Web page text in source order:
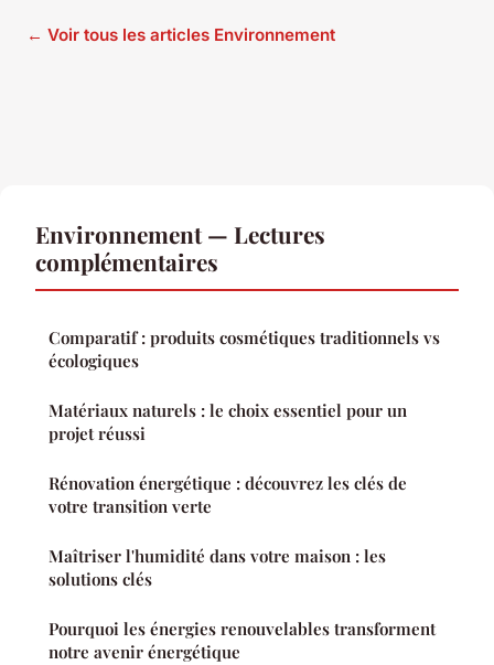
← Voir tous les articles Environnement
Environnement — Lectures
complémentaires
Comparatif : produits cosmétiques traditionnels vs
écologiques
Matériaux naturels : le choix essentiel pour un
projet réussi
Rénovation énergétique : découvrez les clés de
votre transition verte
Maîtriser l'humidité dans votre maison : les
solutions clés
Pourquoi les énergies renouvelables transforment
notre avenir énergétique